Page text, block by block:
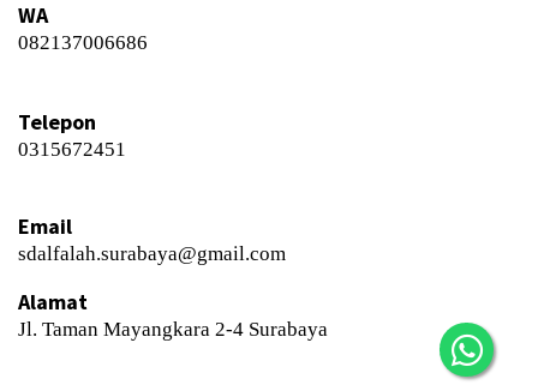
WA
082137006686
Telepon
0315672451
Email
sdalfalah.surabaya@gmail.com
Alamat
Jl. Taman Mayangkara 2-4 Surabaya